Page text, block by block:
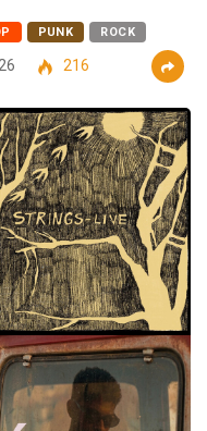
PUNK ROCK
216